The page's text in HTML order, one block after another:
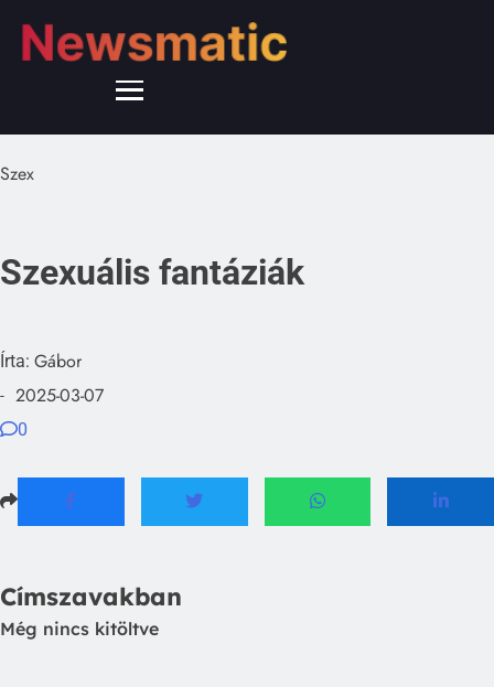
Szex
Szexuális fantáziák
Írta: Gábor
- 2025-03-07
0
Címszavakban
Még nincs kitöltve